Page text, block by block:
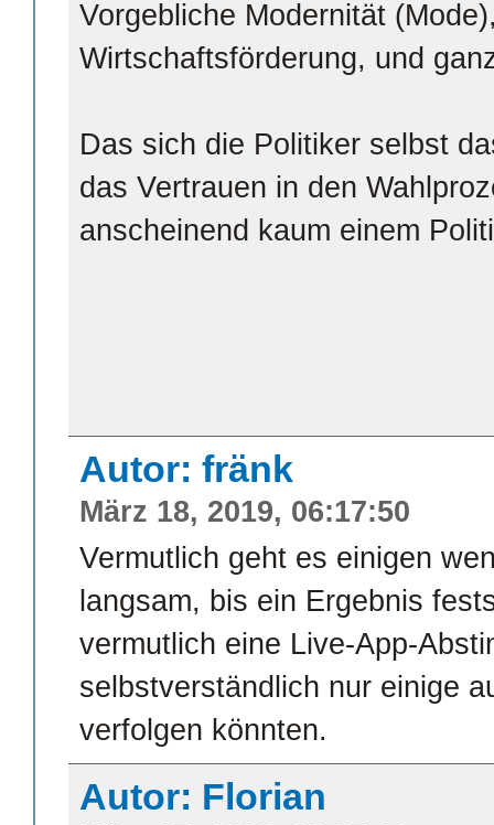
Vorgebliche Modernität
Wirtschaftsförderung, und
Das sich die Politiker selbst
das Vertrauen in den
anscheinend kaum einem
Autor: fränk
März 18, 2019, 06:17:50
Vermutlich geht es einigen
langsam, bis ein Ergebnis
vermutlich eine Live-App-
selbstverständlich nur einige
verfolgen könnten.
Autor: Florian